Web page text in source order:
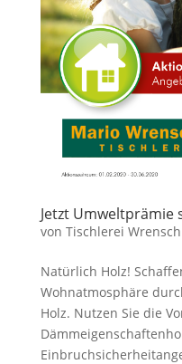
Jetzt Umweltprämie
von Tischlerei Wrensch
Natürlich Holz!
Wohnatmosphäre
Holz. Nutzen Sie die